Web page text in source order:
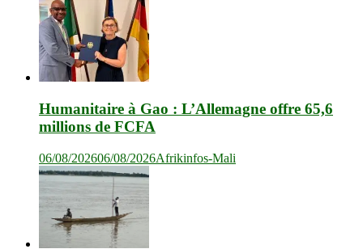
Humanitaire à Gao : L’Allemagne offre 65,6
millions de FCFA
06/08/202606/08/2026Afrikinfos-Mali